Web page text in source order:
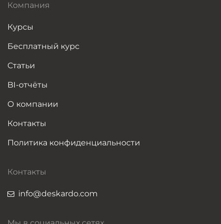
Компания
Курсы
Бесплатный курс
Статьи
BI-отчёты
О компании
Контакты
Политика конфиденциальности
Контакты
info@deskardo.com